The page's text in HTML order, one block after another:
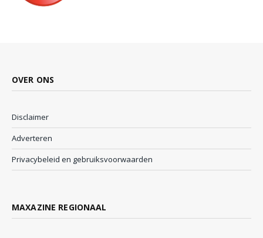
OVER ONS
Disclaimer
Adverteren
Privacybeleid en gebruiksvoorwaarden
MAXAZINE REGIONAAL